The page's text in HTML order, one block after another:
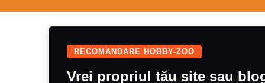
RECOMANDARE HOBBY-ZOO
Vrei propriul tău site sau